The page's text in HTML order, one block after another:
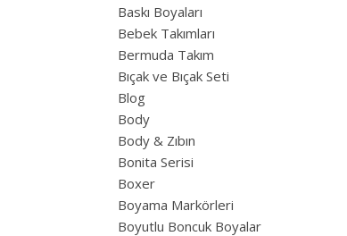
Baskı Boyaları
Bebek Takımları
Bermuda Takım
Bıçak ve Bıçak Seti
Blog
Body
Body & Zıbın
Bonita Serisi
Boxer
Boyama Markörleri
Boyutlu Boncuk Boyalar